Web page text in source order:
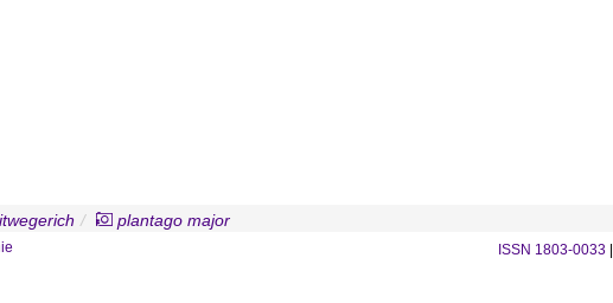
plantago major
ISSN 1803-0033